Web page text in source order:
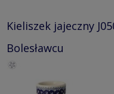
Kieliszek jajeczny
Bolesławcu